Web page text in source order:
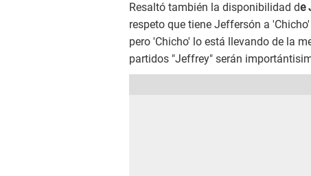
Resaltó también la disponibilidad de
respeto que tiene Jeffersón a
pero 'Chicho' lo está llevando de la
partidos "Jeffrey" serán